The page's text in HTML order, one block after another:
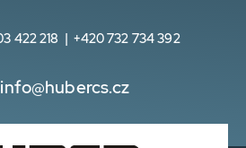
422 218 | +420 732 734 392
info@hubercs.cz